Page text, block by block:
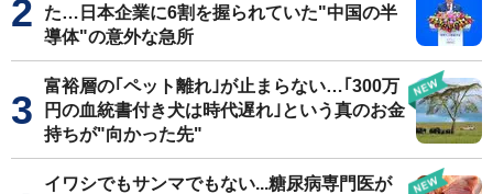
た…日本企業に6割を握られていた"中国の半
導体"の意外な急所
富裕層の｢ペット離れ｣が止まらない…｢300万
円の血統書付き犬は時代遅れ｣という真のお金
持ちが"向かった先"
イワシでもサンマでもない...糖尿病専門医が